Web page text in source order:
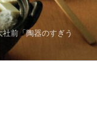
前「陶器のすぎう